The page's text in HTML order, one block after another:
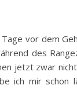
Tage vor dem
des
jetzt zwar
ich mir schon